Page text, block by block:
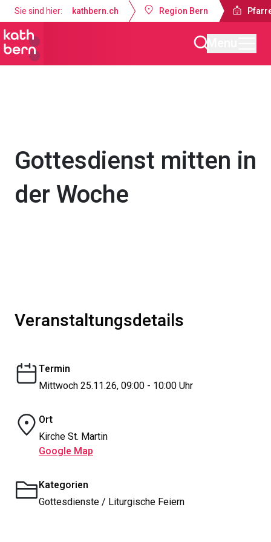
Sie sind hier: kathbern.ch Region Bern
Gottesdienst mitten in
der Woche
Veranstaltungsdetails
Termin
Mittwoch 25.11.26, 09:00 - 10:00 Uhr
Ort
Kirche St. Martin
Google Map
Kategorien
Gottesdienste / Liturgische Feiern